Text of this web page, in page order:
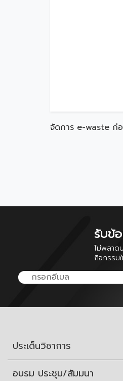
จัดการ e-waste ก่
รับข้
ไม่พลาด
กิจกรรม
ประเด็นวิชาการ
อบรม ประชุม/สัมมนา